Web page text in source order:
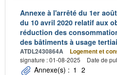
Annexe à l'arrêté du 1er
du 10 avril 2020 relatif aux
réduction des
des bâtiments à usage
ATDL2430864A Logement et
signature : 01-08-2025
Date de
Annexe(s) : 1 2